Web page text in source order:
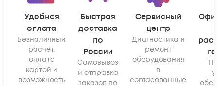
Удобная
оплата
Безналичный
расчёт,
оплата
картой и
возможность
Быстрая
доставка
по
России
Самовывоз
и отправка
заказов по
Сервисный
центр
Диагностика и
ремонт
оборудования
в
согласованные